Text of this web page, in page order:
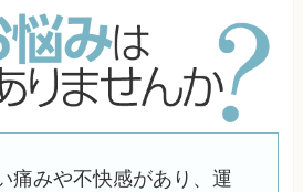
痛みや不快感があり、運